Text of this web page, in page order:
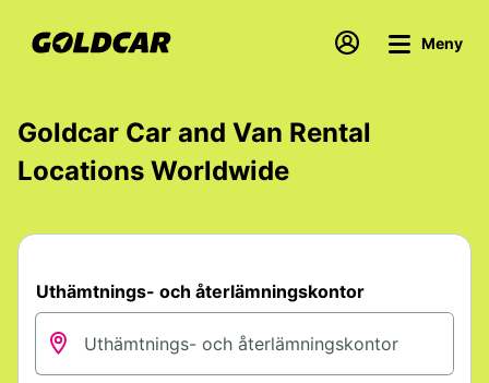
Meny
Goldcar Car and Van Rental
Locations Worldwide
Uthämtnings- och återlämningskontor